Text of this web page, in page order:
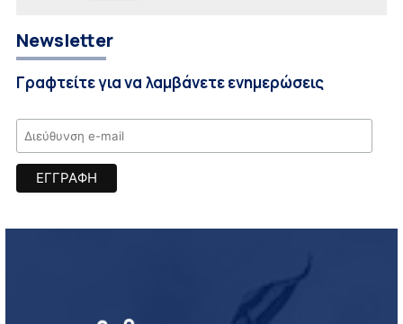
Newsletter
Γραφτείτε για να λαμβάνετε ενημερώσεις